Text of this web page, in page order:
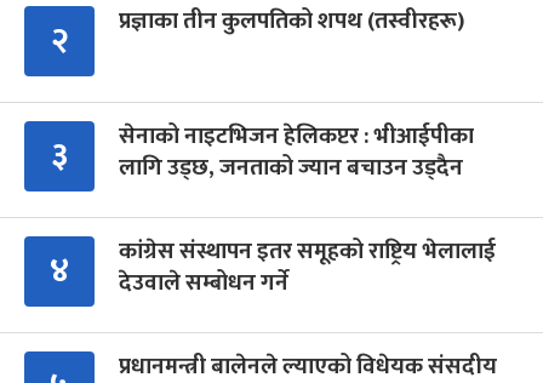
२ प्रज्ञाका तीन कुलपतिको शपथ (तस्वीरहरू)
३
सेनाको नाइटभिजन हेलिकप्टर : भीआईपीका
लागि उड्छ, जनताको ज्यान बचाउन उड्दैन
४
कांग्रेस संस्थापन इतर समूहको राष्ट्रिय भेलालाई
देउवाले सम्बोधन गर्ने
प्रधानमन्त्री बालेनले ल्याएको विधेयक संसदीय